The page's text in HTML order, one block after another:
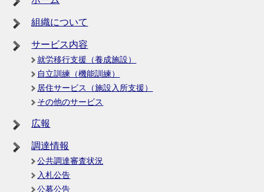
組織について
サービス内容
就労移行支援（養成施設）
自立訓練（機能訓練）
居住サービス（施設入所支援）
その他のサービス
広報
調達情報
公共調達審査状況
入札公告
公募公告